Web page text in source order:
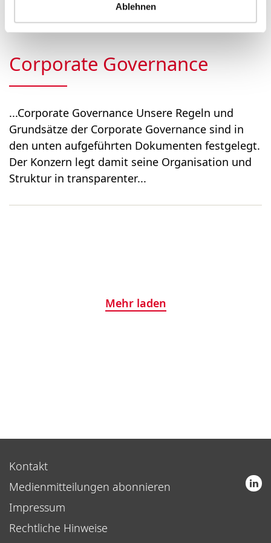
Ablehnen
ordentliche General­versa...
Corporate Governance
...Corporate Governance Unsere Regeln und
Grundsätze der Corporate Governance sind in
den unten aufgeführten Dokumenten festgelegt.
Der Konzern legt damit seine Organisation und
Struktur in transparenter...
Mehr laden
Kontakt
Medienmitteilungen abonnieren
Impressum
Rechtliche Hinweise